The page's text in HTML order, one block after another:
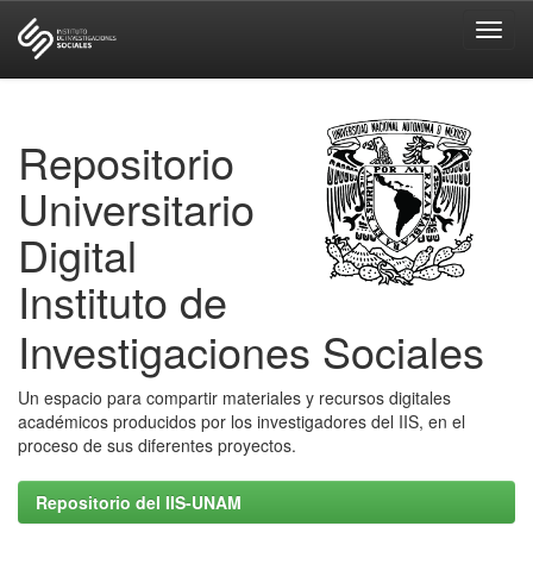
Repositorio
Universitario
Digital
Instituto de
Investigaciones Sociales
Un espacio para compartir materiales y recursos digitales
académicos producidos por los investigadores del IIS, en el
proceso de sus diferentes proyectos.
Repositorio del IIS-UNAM